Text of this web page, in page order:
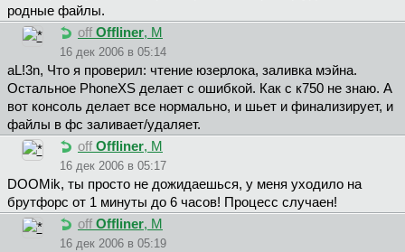
родные файлы.
off Offliner, М
16 дек 2006 в 05:14
aL!3n, Что я проверил: чтение юзерлока, заливка мэйна.
Остальное PhoneXS делает с ошибкой. Как с к750 не знаю. А
вот консоль делает все нормально, и шьет и финализирует, и
файлы в фс заливает/удаляет.
off Offliner, М
16 дек 2006 в 05:17
DOOMik, ты просто не дожидаешься, у меня уходило на
брутфорс от 1 минуты до 6 часов! Процесс случаен!
off Offliner, М
16 дек 2006 в 05:19